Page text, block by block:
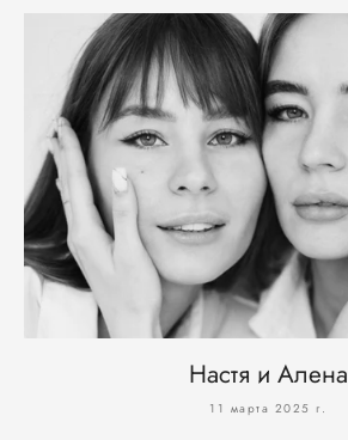
Настя и Алена
11 марта 2025 г.